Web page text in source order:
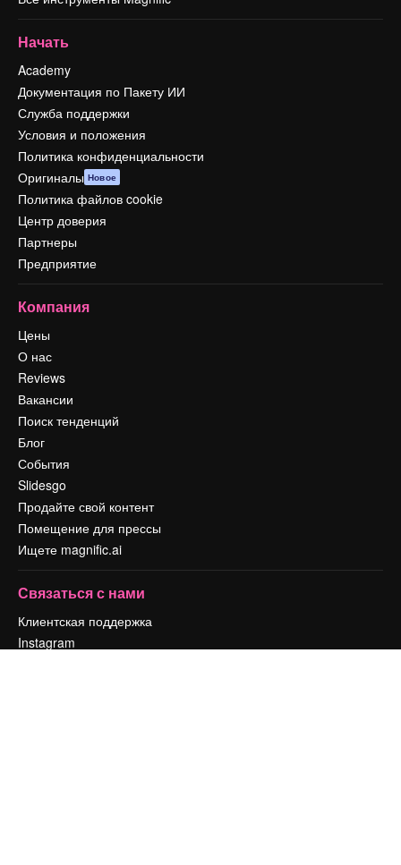
Начать
Academy
Документация по Пакету ИИ
Служба поддержки
Условия и положения
Политика конфиденциальности
Оригиналы Новое
Политика файлов cookie
Центр доверия
Партнеры
Предприятие
Компания
Цены
О нас
Reviews
Вакансии
Поиск тенденций
Блог
События
Slidesgo
Продайте свой контент
Помещение для прессы
Ищете magnific.ai
Связаться с нами
Клиентская поддержка
Instagram